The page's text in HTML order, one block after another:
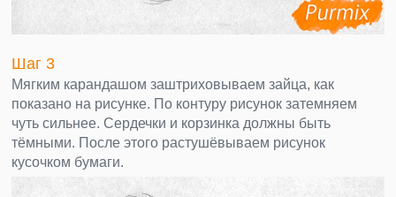
Шаг 3
Мягким карандашом заштриховываем зайца, как
показано на рисунке. По контуру рисунок затемняем
чуть сильнее. Сердечки и корзинка должны быть
тёмными. После этого растушёвываем рисунок
кусочком бумаги.